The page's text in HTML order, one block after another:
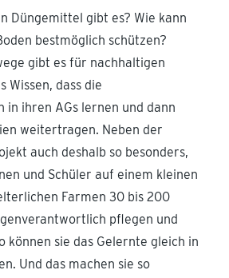
Düngemittel gibt es? Wie kann
bestmöglich schützen?
gibt es für nachhaltigen
Wissen, dass die
ihren AGs lernen und dann
weitertragen. Neben der
auch deshalb so besonders,
und Schüler auf einem kleinen
Farmen 30 bis 200
pflegen und
können sie das Gelernte gleich in
Und das machen sie so